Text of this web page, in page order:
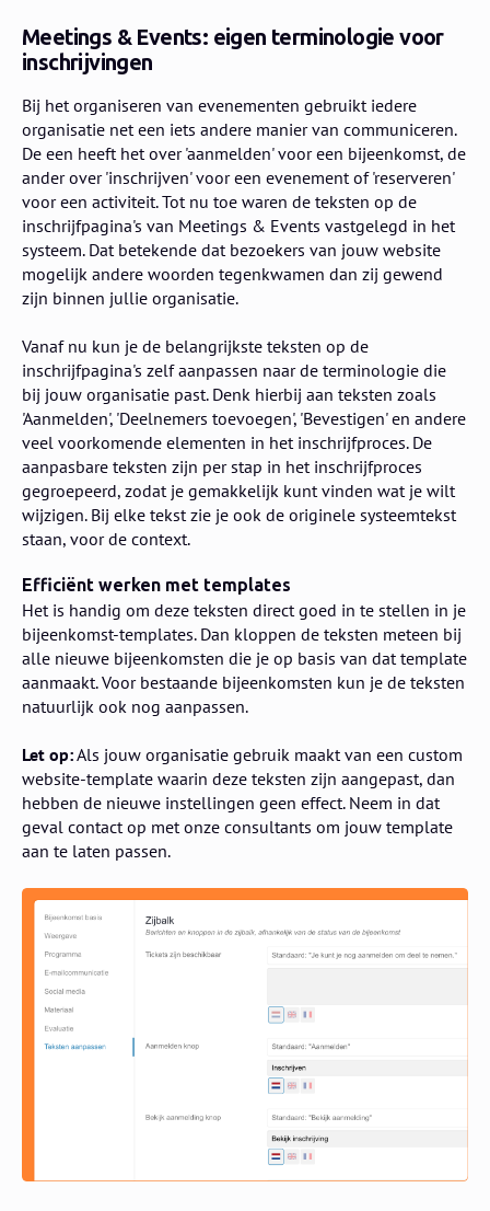
Meetings & Events: eigen terminologie voor
inschrijvingen
Bij het organiseren van evenementen gebruikt iedere
organisatie net een iets andere manier van communiceren.
De een heeft het over 'aanmelden' voor een bijeenkomst, de
ander over 'inschrijven' voor een evenement of 'reserveren'
voor een activiteit. Tot nu toe waren de teksten op de
inschrijfpagina's van Meetings & Events vastgelegd in het
systeem. Dat betekende dat bezoekers van jouw website
mogelijk andere woorden tegenkwamen dan zij gewend
zijn binnen jullie organisatie.
Vanaf nu kun je de belangrijkste teksten op de
inschrijfpagina's zelf aanpassen naar de terminologie die
bij jouw organisatie past. Denk hierbij aan teksten zoals
'Aanmelden', 'Deelnemers toevoegen', 'Bevestigen' en andere
veel voorkomende elementen in het inschrijfproces. De
aanpasbare teksten zijn per stap in het inschrijfproces
gegroepeerd, zodat je gemakkelijk kunt vinden wat je wilt
wijzigen. Bij elke tekst zie je ook de originele systeemtekst
staan, voor de context.
Efficiënt werken met templates
Het is handig om deze teksten direct goed in te stellen in je
bijeenkomst-templates. Dan kloppen de teksten meteen bij
alle nieuwe bijeenkomsten die je op basis van dat template
aanmaakt. Voor bestaande bijeenkomsten kun je de teksten
natuurlijk ook nog aanpassen.
Let op:Als jouw organisatie gebruik maakt van een custom
website-template waarin deze teksten zijn aangepast, dan
hebben de nieuwe instellingen geen effect. Neem in dat
geval contact op met onze consultants om jouw template
aan te laten passen.